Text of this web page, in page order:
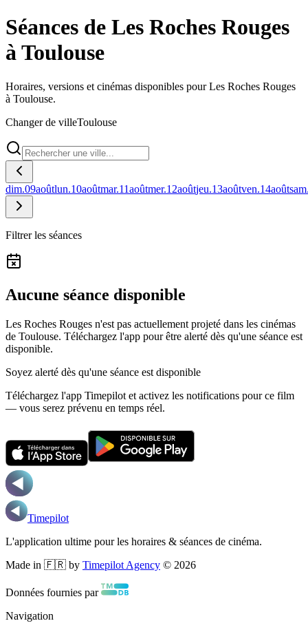
Séances de Les Roches Rouges
à Toulouse
Horaires, versions et cinémas disponibles pour Les Roches Rouges
à Toulouse.
Changer de villeToulouse
dim.09aoûtlun.10aoûtmar.11aoûtmer.12aoûtjeu.13aoûtven.14août
Filtrer les séances
Aucune séance disponible
Les Roches Rouges n'est pas actuellement projeté dans les cinémas
de Toulouse. Téléchargez l'app pour être alerté dès qu'une séance est
disponible.
Soyez alerté dès qu'une séance est disponible
Téléchargez l'app Timepilot et activez les notifications pour ce film
— vous serez prévenu en temps réel.
Timepilot
L'application ultime pour les horaires & séances de cinéma.
Made in 🇫🇷 by Timepilot Agency © 2026
Données fournies par
Navigation